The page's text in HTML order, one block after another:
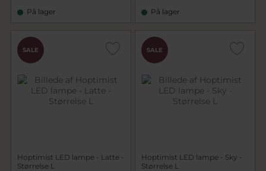
På lager På lager
SALE
Hoptimist LED lampe - Latte -
Størrelse L
SALE
Hoptimist LED lampe - Sky -
Størrelse L